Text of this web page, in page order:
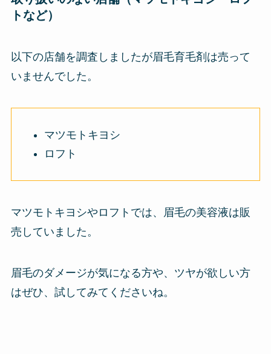
トなど）
以下の店舗を調査しましたが眉毛育毛剤は売って
いませんでした。
マツモトキヨシ
ロフト
マツモトキヨシやロフトでは、眉毛の美容液は販
売していました。
眉毛のダメージが気になる方や、ツヤが欲しい方
はぜひ、試してみてくださいね。